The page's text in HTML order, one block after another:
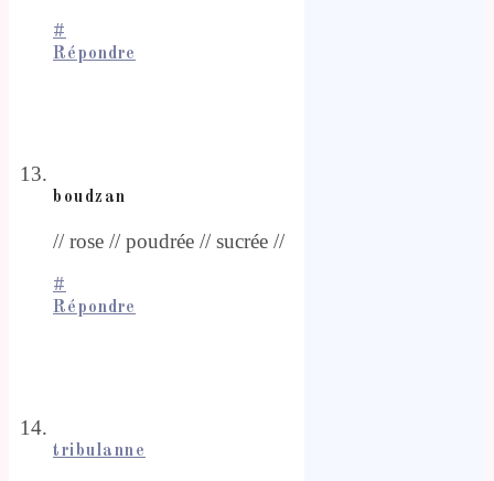
#
Répondre
boudzan
// rose // poudrée // sucrée //
#
Répondre
tribulanne